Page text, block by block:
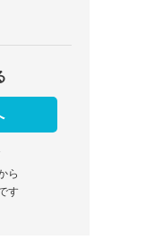
ら
す